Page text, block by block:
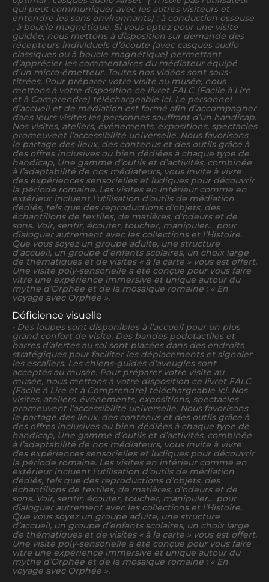
qui peut communiquer avec les autres visiteurs et
entendre les sons environnants) ; à conduction osseuse
; à boucle magnétique. Si vous optez pour une visite
guidée, nous mettons à disposition sur demande des
récepteurs individuels d’écoute (avec casques audio
classiques ou à boucle magnétique) permettant
d’apprécier les commentaires du médiateur équipé
d’un micro-émetteur. Toutes nos vidéos sont sous-
titrées. Pour préparer votre visite au musée, nous
mettons à votre disposition ce livret FALC (Facile à Lire
et à Comprendre) téléchargeable ici. Le personnel
d’accueil et de médiation est formé afin d’accompagner
dans leurs visites les personnes souffrant d’un handicap.
Nos visites, ateliers, événements, expositions, spectacles
promeuvent l’accessibilité universelle. Nous favorisons
le partage des lieux, des contenus et des outils grâce à
des offres inclusives ou bien dédiées à chaque type de
handicap, Une gamme d’outils et d’activités, combinée
à l’adaptabilité de nos médiateurs, vous invite à vivre
des expériences sensorielles et ludiques pour découvrir
la période romaine. Les visites en intérieur comme en
extérieur incluent l‘utilisation d‘outils de médiation
dédiés, tels que des reproductions d‘objets, des
échantillons de textiles, de matières, d‘odeurs et de
sons. Voir, sentir, écouter, toucher, manipuler… pour
dialoguer autrement avec les collections et l’Histoire.
Que vous soyez un groupe adulte, une structure
d’accueil, un groupe d’enfants scolaires, un choix large
de thématiques et de visites « à la carte » vous est offert.
Une visite poly-sensorielle a été conçue pour vous faire
vitre une expérience immersive et unique autour du
mythe d’Orphée et de la mosaïque romaine : « En
voyage avec Orphée ».
Déficience visuelle
• Des loupes sont disponibles à l’accueil pour un plus
grand confort de visite. Des bandes podotactiles et
barres d’alertes au sol sont placées dans des endroits
stratégiques pour faciliter les déplacements et signaler
les escaliers. Les chiens-guides d’aveugles sont
acceptés au musée. Pour préparer votre visite au
musée, nous mettons à votre disposition ce livret FALC
(Facile à Lire et à Comprendre) téléchargeable ici. Nos
visites, ateliers, événements, expositions, spectacles
promeuvent l’accessibilité universelle. Nous favorisons
le partage des lieux, des contenus et des outils grâce à
des offres inclusives ou bien dédiées à chaque type de
handicap, Une gamme d’outils et d’activités, combinée
à l’adaptabilité de nos médiateurs, vous invite à vivre
des expériences sensorielles et ludiques pour découvrir
la période romaine. Les visites en intérieur comme en
extérieur incluent l‘utilisation d‘outils de médiation
dédiés, tels que des reproductions d‘objets, des
échantillons de textiles, de matières, d‘odeurs et de
sons. Voir, sentir, écouter, toucher, manipuler… pour
dialoguer autrement avec les collections et l’Histoire.
Que vous soyez un groupe adulte, une structure
d’accueil, un groupe d’enfants scolaires, un choix large
de thématiques et de visites « à la carte » vous est offert.
Une visite poly-sensorielle a été conçue pour vous faire
vitre une expérience immersive et unique autour du
mythe d’Orphée et de la mosaïque romaine : « En
voyage avec Orphée ».